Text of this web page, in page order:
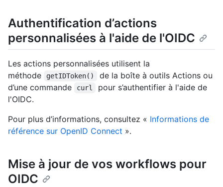
Authentification d’actions
personnalisées à l'aide de l'OIDC
Les actions personnalisées utilisent la
méthode
getIDToken()
de la boîte à outils Actions ou
d’une commande
curl
pour s’authentifier à l'aide de
l'OIDC.
Pour plus d’informations, consultez « Informations de
référence sur OpenID Connect ».
Mise à jour de vos workflows pour
OIDC